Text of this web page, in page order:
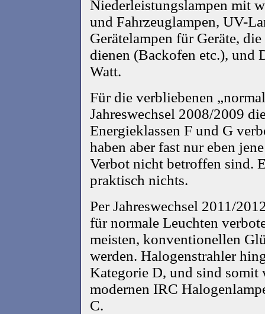
Niederleistungslampen mit
und Fahrzeuglampen, UV-
Gerätelampen für Geräte,
dienen (Backofen etc.), und
Watt.
Für die verbliebenen
Jahreswechsel 2008/2009
Energieklassen F und G
haben aber fast nur eben
Verbot nicht betroffen sind.
praktisch nichts.
Per Jahreswechsel 2011/
für normale Leuchten
meisten, konventionellen
werden. Halogenstrahler
Kategorie D, und sind somit
modernen IRC
C.